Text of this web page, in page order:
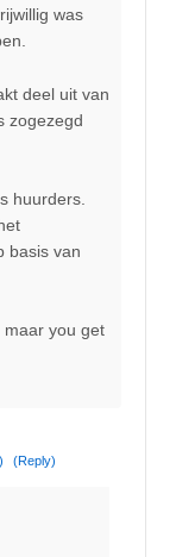
was
deel uit van
zogezegd
huurders.
basis van
maar you get
(Reply)